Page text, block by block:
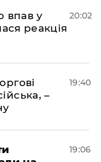
впав у
реакція
20:02
–
19:40
19:06